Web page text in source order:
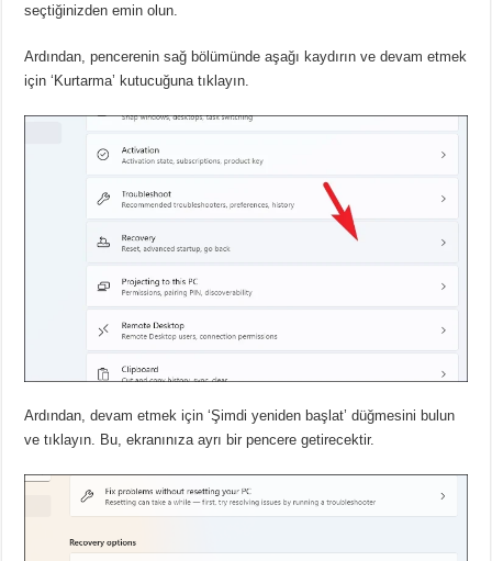
seçtiğinizden emin olun.
Ardından, pencerenin sağ bölümünde aşağı kaydırın ve devam etmek
için ‘Kurtarma’ kutucuğuna tıklayın.
Ardından, devam etmek için ‘Şimdi yeniden başlat’ düğmesini bulun
ve tıklayın. Bu, ekranınıza ayrı bir pencere getirecektir.